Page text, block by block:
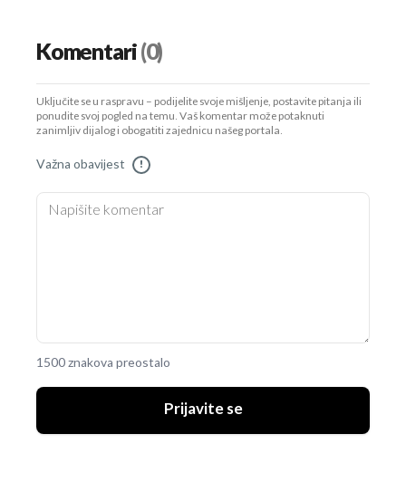
Komentari(0)
Uključite se u raspravu – podijelite svoje mišljenje, postavite pitanja ili
ponudite svoj pogled na temu. Vaš komentar može potaknuti
zanimljiv dijalog i obogatiti zajednicu našeg portala.
Važna obavijest !
1500 znakova preostalo
Prijavite se